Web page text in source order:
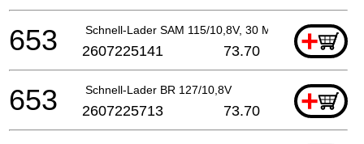
Schnell-Lader SAM 115/10,8V, 30 MIN. +
653 2607225141 73.70
Schnell-Lader BR 127/10,8V +
653 2607225713 73.70